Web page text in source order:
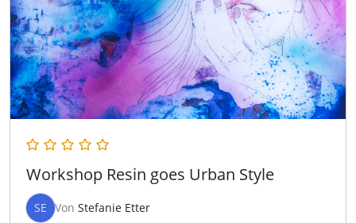
Workshop Resin goes Urban Style
SE Von Stefanie Etter